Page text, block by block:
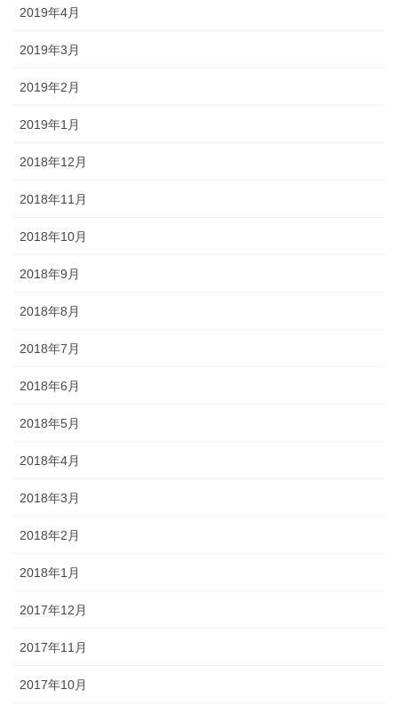
2019年4月
2019年3月
2019年2月
2019年1月
2018年12月
2018年11月
2018年10月
2018年9月
2018年8月
2018年7月
2018年6月
2018年5月
2018年4月
2018年3月
2018年2月
2018年1月
2017年12月
2017年11月
2017年10月